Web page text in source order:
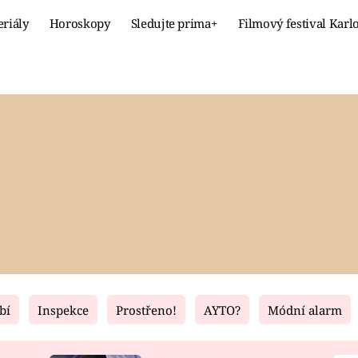
Horoskopy Sledujte prima+ Filmový festival
Fresh Living
Inspekce Prostřeno! AYTO? Módní alarm